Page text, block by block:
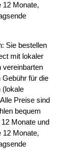
12 Monate,
Sie bestellen
mit lokaler
vereinbarten
Gebühr für die
(lokale
Preise sind
bequem
Monate und
12 Monate,